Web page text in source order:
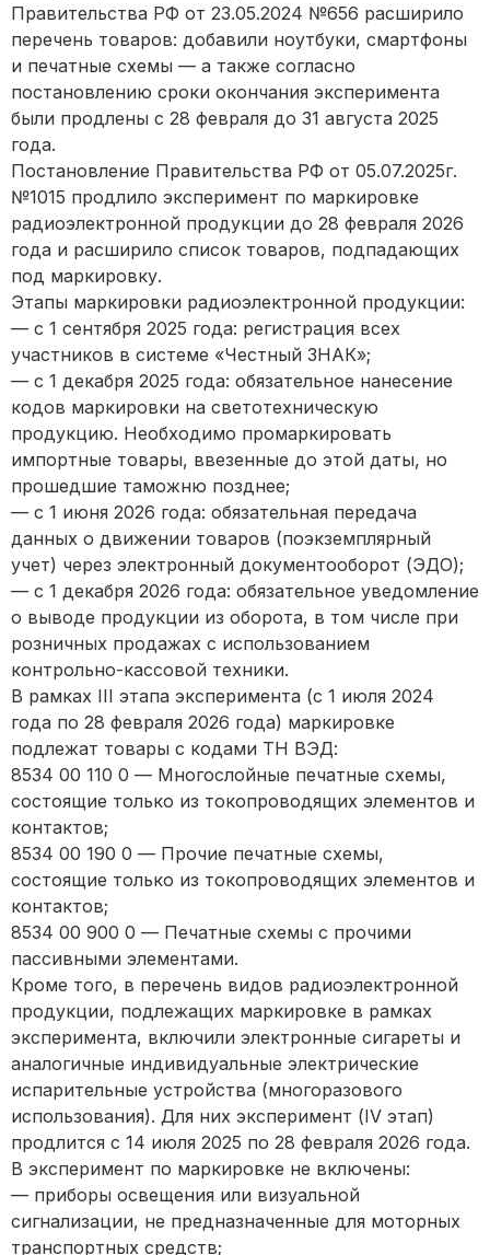
Правительства РФ от 23.05.2024 №656 расширило
перечень товаров: добавили ноутбуки, смартфоны
и печатные схемы — а также согласно
постановлению сроки окончания эксперимента
были продлены с 28 февраля до 31 августа 2025
года.
Постановление Правительства РФ от 05.07.2025г.
№1015 продлило эксперимент по маркировке
радиоэлектронной продукции до 28 февраля 2026
года и расширило список товаров, подпадающих
под маркировку.
Этапы маркировки радиоэлектронной продукции:
— с 1 сентября 2025 года: регистрация всех
участников в системе «Честный ЗНАК»;
— с 1 декабря 2025 года: обязательное нанесение
кодов маркировки на светотехническую
продукцию. Необходимо промаркировать
импортные товары, ввезенные до этой даты, но
прошедшие таможню позднее;
— с 1 июня 2026 года: обязательная передача
данных о движении товаров (поэкземплярный
учет) через электронный документооборот (ЭДО);
— с 1 декабря 2026 года: обязательное уведомление
о выводе продукции из оборота, в том числе при
розничных продажах с использованием
контрольно-кассовой техники.
В рамках III этапа эксперимента (с 1 июля 2024
года по 28 февраля 2026 года) маркировке
подлежат товары с кодами ТН ВЭД:
8534 00 110 0 — Многослойные печатные схемы,
состоящие только из токопроводящих элементов и
контактов;
8534 00 190 0 — Прочие печатные схемы,
состоящие только из токопроводящих элементов и
контактов;
8534 00 900 0 — Печатные схемы с прочими
пассивными элементами.
Кроме того, в перечень видов радиоэлектронной
продукции, подлежащих маркировке в рамках
эксперимента, включили электронные сигареты и
аналогичные индивидуальные электрические
испарительные устройства (многоразового
использования). Для них эксперимент (IV этап)
продлится с 14 июля 2025 по 28 февраля 2026 года.
В эксперимент по маркировке не включены:
— приборы освещения или визуальной
сигнализации, не предназначенные для моторных
транспортных средств;